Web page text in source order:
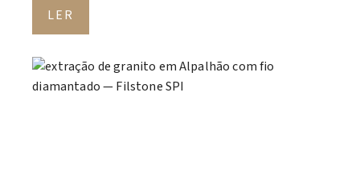
LER